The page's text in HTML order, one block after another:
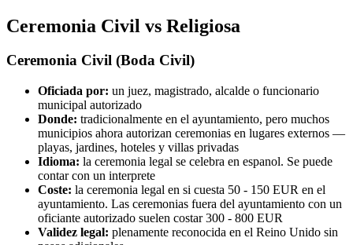
Ceremonia Civil vs Religiosa
Ceremonia Civil (Boda Civil)
Oficiada por: un juez, magistrado, alcalde o funcionario
municipal autorizado
Donde: tradicionalmente en el ayuntamiento, pero muchos
municipios ahora autorizan ceremonias en lugares externos —
playas, jardines, hoteles y villas privadas
Idioma: la ceremonia legal se celebra en espanol. Se puede
contar con un interprete
Coste: la ceremonia legal en si cuesta 50 - 150 EUR en el
ayuntamiento. Las ceremonias fuera del ayuntamiento con un
oficiante autorizado suelen costar 300 - 800 EUR
Validez legal: plenamente reconocida en el Reino Unido sin